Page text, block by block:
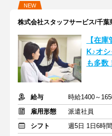
NEW
株式会社スタッフサービス/千葉
【在
K♪オ
も多数
給与
時給1400～
雇用形態
派遣社員
シフト
週5日 1日6時